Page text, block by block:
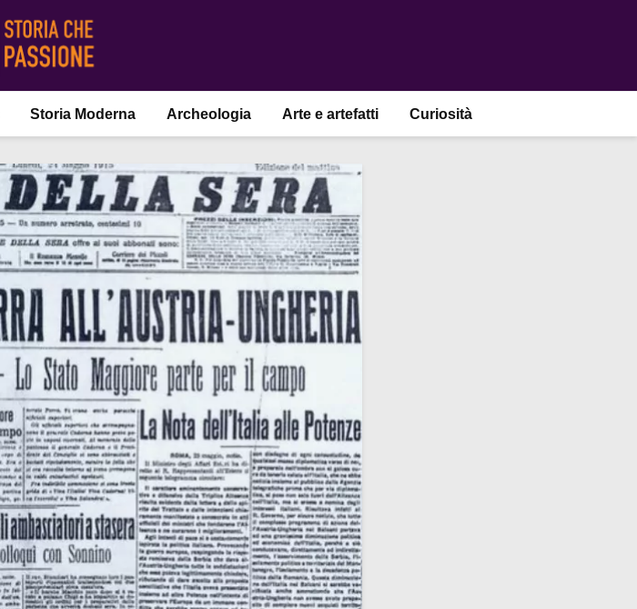
Storia Moderna Archeologia Arte e artefatti Curiosità